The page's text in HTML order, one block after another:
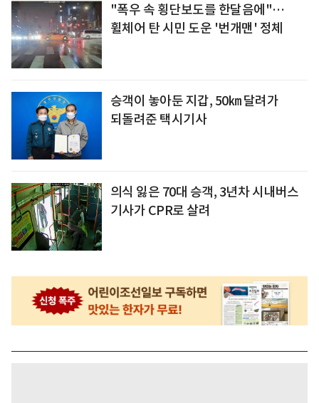
"폭우 속 횡단보도를 한달음에"…
휠체어 탄 시민 도운 '번개맨' 정체
승객이 놓아둔 지갑, 50㎞ 달려가
되돌려준 택시기사
의식 잃은 70대 승객, 3년차 시내버스
기사가 CPR로 살려